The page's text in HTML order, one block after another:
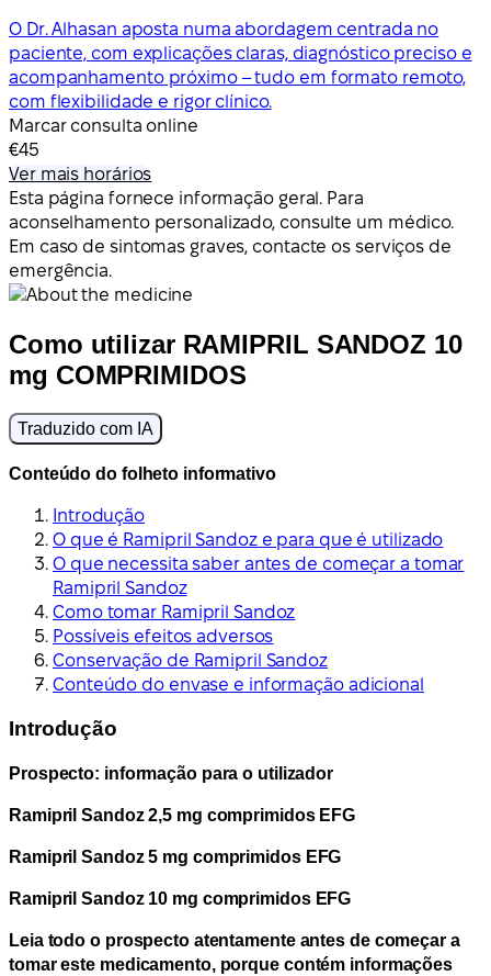
O Dr. Alhasan aposta numa abordagem centrada no
paciente, com explicações claras, diagnóstico preciso e
acompanhamento próximo – tudo em formato remoto,
com flexibilidade e rigor clínico.
Marcar consulta online
€45
Ver mais horários
Esta página fornece informação geral. Para
aconselhamento personalizado, consulte um médico.
Em caso de sintomas graves, contacte os serviços de
emergência.
Como utilizar RAMIPRIL SANDOZ 10
mg COMPRIMIDOS
Traduzido com IA
Conteúdo do folheto informativo
Introdução
O que é Ramipril Sandoz e para que é utilizado
O que necessita saber antes de começar a tomar
Ramipril Sandoz
Como tomar Ramipril Sandoz
Possíveis efeitos adversos
Conservação de Ramipril Sandoz
Conteúdo do envase e informação adicional
Introdução
Prospecto: informação para o utilizador
Ramipril Sandoz 2,5 mg comprimidos EFG
Ramipril Sandoz 5 mg comprimidos EFG
Ramipril Sandoz 10 mg comprimidos EFG
Leia todo o prospecto atentamente antes de começar a
tomar este medicamento, porque contém informações